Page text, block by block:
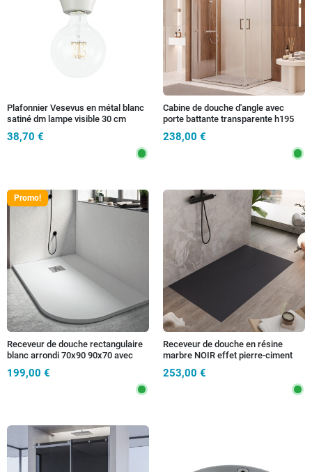
Plafonnier Vesevus en métal blanc
satiné dm lampe visible 30 cm
38,70 €
Cabine de douche d'angle avec
porte battante transparente h195
238,00 €
Promo!
Receveur de douche rectangulaire
blanc arrondi 70x90 90x70 avec
199,00 €
Receveur de douche en résine
marbre NOIR effet pierre-ciment
253,00 €